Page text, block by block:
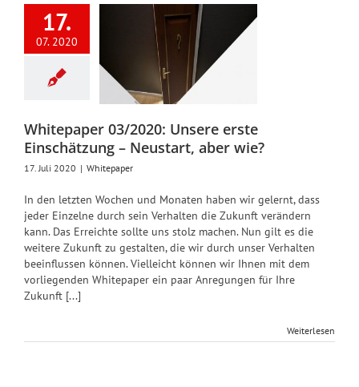
17.
07. 2020
2020:
erste
–
aber
Whitepaper 03/2020: Unsere erste
Einschätzung – Neustart, aber wie?
17. Juli 2020 | Whitepaper
In den letzten Wochen und Monaten haben wir gelernt, dass
jeder Einzelne durch sein Verhalten die Zukunft verändern
kann. Das Erreichte sollte uns stolz machen. Nun gilt es die
weitere Zukunft zu gestalten, die wir durch unser Verhalten
beeinflussen können. Vielleicht können wir Ihnen mit dem
vorliegenden Whitepaper ein paar Anregungen für Ihre
Zukunft [...]
Weiterlesen